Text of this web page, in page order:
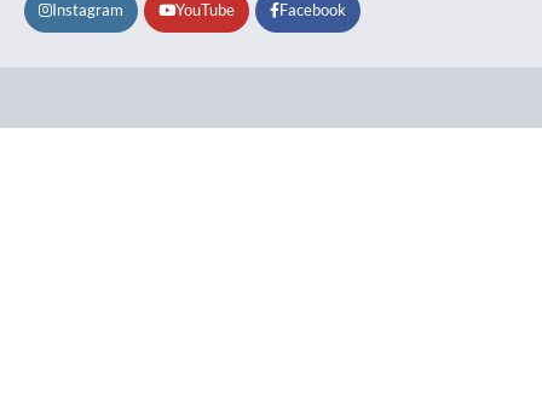
Instagram YouTube Facebook